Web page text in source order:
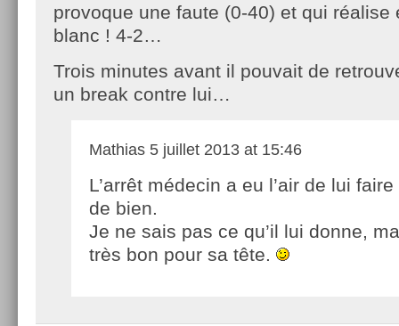
provoque une faute (0-40) et qui réalise
blanc ! 4-2…
Trois minutes avant il pouvait de
un break contre lui…
Mathias 5 juillet 2013 at 15:46
L’arrêt médecin a eu l’air de lui
de bien.
Je ne sais pas ce qu’il lui donne,
très bon pour sa tête.